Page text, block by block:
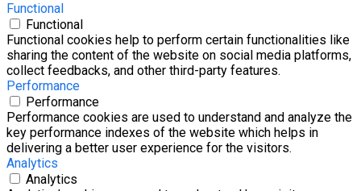
Functional
Functional
Functional cookies help to perform certain functionalities like
sharing the content of the website on social media platforms,
collect feedbacks, and other third-party features.
Performance
Performance
Performance cookies are used to understand and analyze the
key performance indexes of the website which helps in
delivering a better user experience for the visitors.
Analytics
Analytics